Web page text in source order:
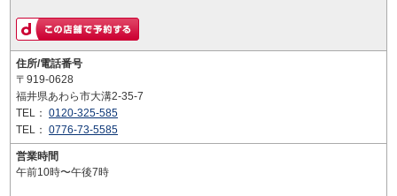
住所/電話番号
〒919-0628
福井県あわら市大溝2-35-7
TEL： 0120-325-585
TEL： 0776-73-5585
営業時間
午前10時〜午後7時